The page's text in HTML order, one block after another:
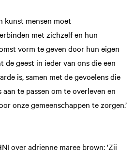
kunst mensen moet
met zichzelf en hun
vorm te geven door hun eigen
de geest in ieder van ons die een
is, samen met de gevoelens die
te passen om te overleven en
onze gemeenschappen te zorgen.’
over adrienne maree brown: 'Zij